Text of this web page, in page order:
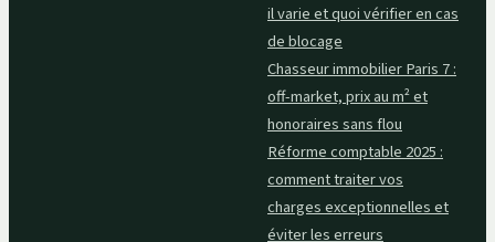
il varie et quoi vérifier en cas
de blocage
Chasseur immobilier Paris 7 :
off-market, prix au m² et
honoraires sans flou
Réforme comptable 2025 :
comment traiter vos
charges exceptionnelles et
éviter les erreurs